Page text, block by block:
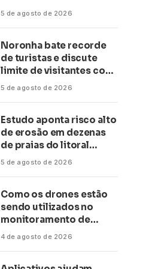
conservação
5 de agosto de 2026
Noronha bate recorde
de turistas e discute
limite de visitantes com
a Anac
5 de agosto de 2026
Estudo aponta risco alto
de erosão em dezenas
de praias do litoral
paulista
5 de agosto de 2026
Como os drones estão
sendo utilizados no
monitoramento de
obras de grande porte?
4 de agosto de 2026